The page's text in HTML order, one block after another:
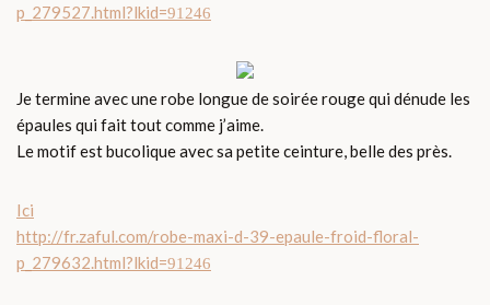
p_279527.html?lkid=91246
Je termine avec une robe longue de soirée rouge qui dénude les
épaules qui fait tout comme j’aime.
Le motif est bucolique avec sa petite ceinture, belle des près.
Ici
http://fr.zaful.com/robe-maxi-d-39-epaule-froid-floral-
p_279632.html?lkid=91246